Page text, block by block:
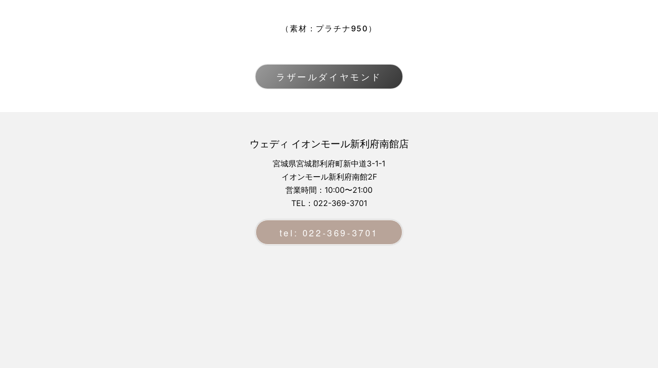
（素材：プラチナ950 ）
ラザールダイヤモンド
ウェディ イオンモール新利府南館店
宮城県宮城郡利府町新中道3-1-1
イオンモール新利府南館2F
営業時間：10:00〜21:00
TEL：022-369-3701
tel: 022-369-3701